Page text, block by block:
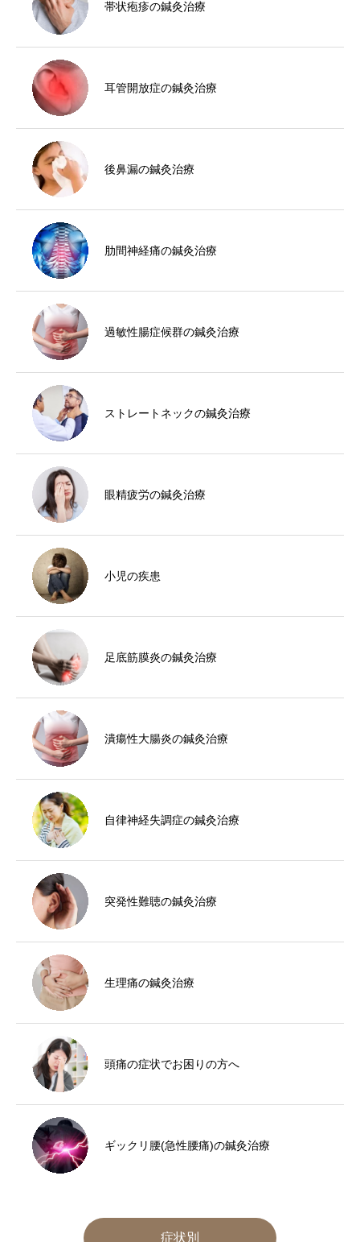
帯状疱疹の鍼灸治療
耳管開放症の鍼灸治療
後鼻漏の鍼灸治療
肋間神経痛の鍼灸治療
過敏性腸症候群の鍼灸治療
ストレートネックの鍼灸治療
眼精疲労の鍼灸治療
小児の疾患
足底筋膜炎の鍼灸治療
潰瘍性大腸炎の鍼灸治療
自律神経失調症の鍼灸治療
突発性難聴の鍼灸治療
生理痛の鍼灸治療
頭痛の症状でお困りの方へ
ギックリ腰(急性腰痛)の鍼灸治療
症状別